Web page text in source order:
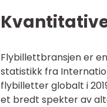
Flybillettbransjen er
statistikk fra
flybilletter globalt i
et bredt spekter av